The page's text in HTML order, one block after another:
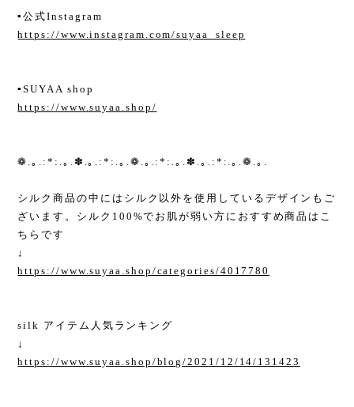
▪︎公式Instagram
https://www.instagram.com/suyaa_sleep
▪︎SUYAA shop
https://www.suyaa.shop/
❁.｡.:*:.｡.✽.｡.:*:.｡.❁.｡.:*:.｡.✽.｡.:*:.｡.❁.｡.
シルク商品の中にはシルク以外を使用しているデザインもご
ざいます。シルク100%でお肌が弱い方におすすめ商品はこ
ちらです
↓
https://www.suyaa.shop/categories/4017780
silk アイテム人気ランキング
↓
https://www.suyaa.shop/blog/2021/12/14/131423